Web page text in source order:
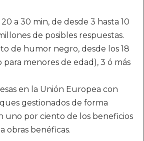
a 30 min, de desde 3 hasta 10
de posibles respuestas.
de humor negro, desde los 18
para menores de edad), 3 ó más
en la Unión Europea con
gestionados de forma
uno por ciento de los beneficios
obras benéficas.